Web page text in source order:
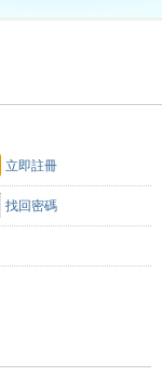
立即註冊
找回密碼